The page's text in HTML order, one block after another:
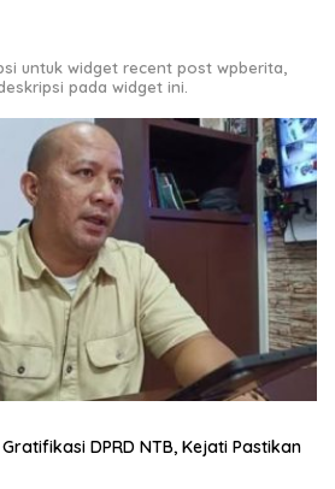
untuk widget recent post wpberita,
pada widget ini.
DPRD NTB, Kejati Pastikan